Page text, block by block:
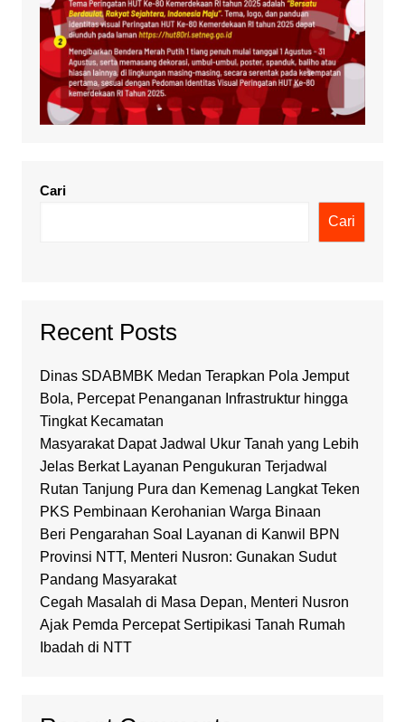
Cari
Cari
Recent Posts
Dinas SDABMBK Medan Terapkan Pola Jemput
Bola, Percepat Penanganan Infrastruktur hingga
Tingkat Kecamatan
Masyarakat Dapat Jadwal Ukur Tanah yang Lebih
Jelas Berkat Layanan Pengukuran Terjadwal
Rutan Tanjung Pura dan Kemenag Langkat Teken
PKS Pembinaan Kerohanian Warga Binaan
Beri Pengarahan Soal Layanan di Kanwil BPN
Provinsi NTT, Menteri Nusron: Gunakan Sudut
Pandang Masyarakat
Cegah Masalah di Masa Depan, Menteri Nusron
Ajak Pemda Percepat Sertipikasi Tanah Rumah
Ibadah di NTT